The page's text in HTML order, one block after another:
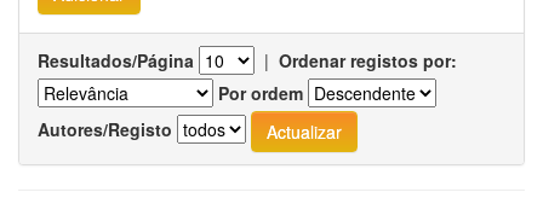
Resultados/Página | Ordenar registos por:
Por ordem
Autores/Registo